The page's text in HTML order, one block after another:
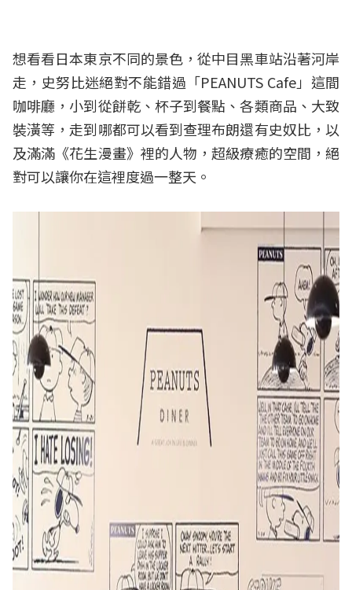
想看看日本東京不同的景色，從中目黑車站沿著河岸
走，史努比迷絕對不能錯過「PEANUTS Cafe」這間
咖啡廳，小到從餅乾、杯子到餐點、各類商品、大致
裝潢等，走到哪都可以看到查理布朗還有史奴比，以
及滿滿《花生漫畫》裡的人物，超級療癒的空間，絕
對可以讓你在這裡度過一整天。